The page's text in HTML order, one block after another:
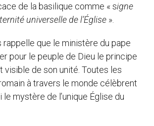
de la basilique comme « signe
universelle de l’Église ».
que le ministère du pape
pour le peuple de Dieu le principe
visible de son unité. Toutes les
à travers le monde célèbrent
le mystère de l’unique Église du